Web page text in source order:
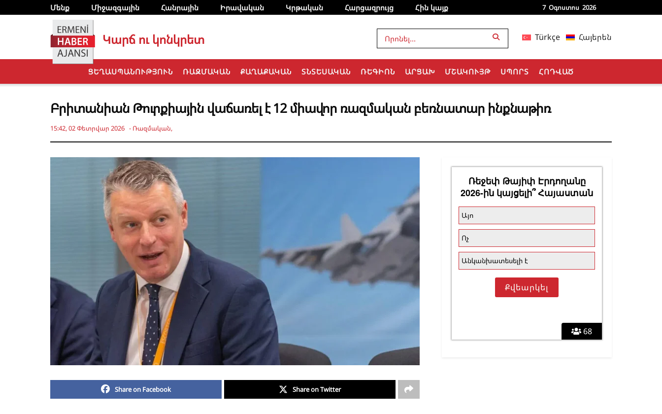
Մենք Միջազգային Հանրային Իրավական Կրթական Հարցազրույց Հին կայք 7 Օգոստոս 2026
Կարճ ու կոնկրետ Türkçe Հայերեն
ՑԵՂԱՍՊԱՆՈՒԹՅՈՒՆ ՌԱԶՄԱԿԱՆ ՔԱՂԱՔԱԿԱՆ ՏՆՏԵՍԱԿԱՆ ՌԵԳԻՈՆ ԱՐՑԱԽ ՄՇԱԿՈՒՅԹ ՍՊՈՐՏ ՀՈԴՎԱԾ
Բրիտանիան Թուրքիային վաճառել է 12 միավոր ռազմական բեռնատար ինքնաթիռ
15:42, 02 Փետրվար 2026 - Ռազմական,
Share on Facebook Share on Twitter
68
Ռեջեփ Թայիփ Էրդողանը
2026-ին կայցելի՞ Հայաստան
Այո
Ոչ
Անկանխատեսելի է